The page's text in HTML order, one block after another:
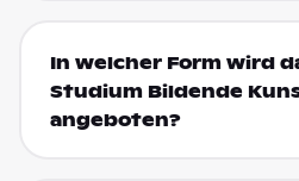
In welcher Form wird
Studium Bildende
angeboten?